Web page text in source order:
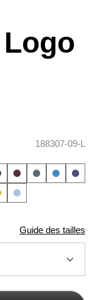
188307-09-L
Guide des tailles